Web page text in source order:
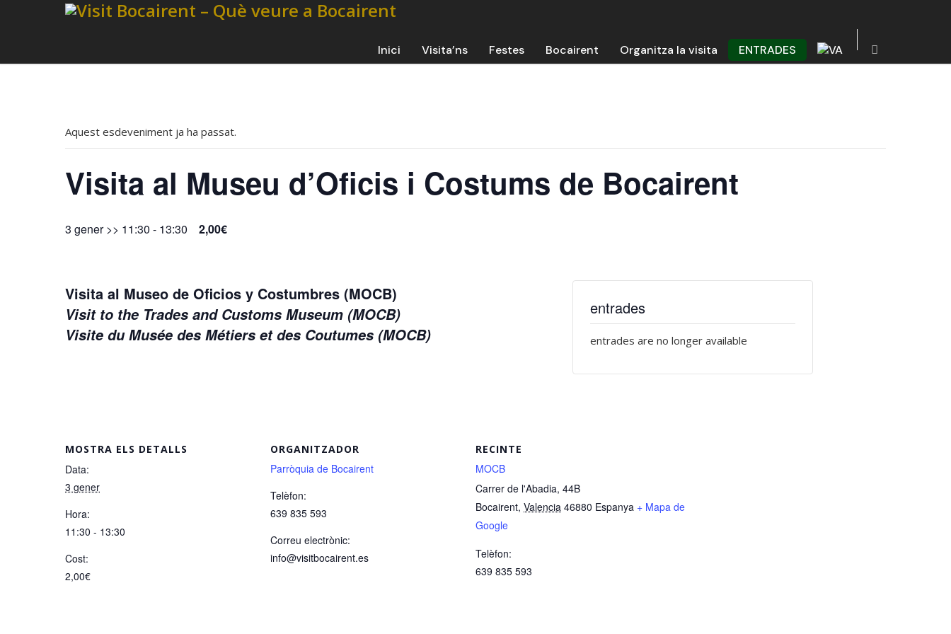
Inici Visita’ns Festes Bocairent Organitza la visita ENTRADES
Aquest esdeveniment ja ha passat.
Visita al Museu d’Oficis i Costums de Bocairent
3 gener >> 11:30 - 13:30 2,00€
Visita al Museo de Oficios y Costumbres (MOCB)
Visit to the Trades and Customs Museum (MOCB)
Visite du Musée des Métiers et des Coutumes (MOCB)
MOSTRA ELS DETALLS
Data:
3 gener
Hora:
11:30 - 13:30
Cost:
2,00€
ORGANITZADOR
Parròquia de Bocairent
Telèfon:
639 835 593
Correu electrònic:
info@visitbocairent.es
RECINTE
MOCB
Carrer de l'Abadia, 44B
Bocairent, Valencia 46880 Espanya + Mapa de
Google
Telèfon:
639 835 593
entrades
entrades are no longer available